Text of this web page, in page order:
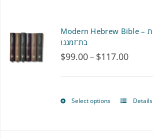
The
options
may
Modern Hebrew Bible – תנ״ך וב״ח בעברית
בת־זמננו
$99.00– $117.00Price
range:
Select options
ThisDetails